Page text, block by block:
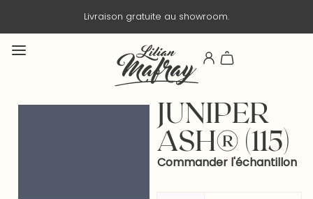
Livraison en 3 jours ouvrés.
JUNIPER
ASH® (115)
Commander l'échantillon